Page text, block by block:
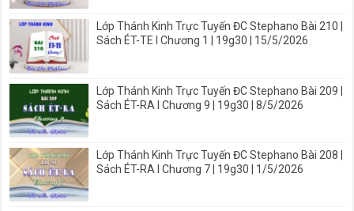
Lớp Thánh Kinh Trực Tuyến ĐC Stephano Bài 210 |
Sách ÉT-TE I Chương 1 | 19g30 | 15/5/2026
Lớp Thánh Kinh Trực Tuyến ĐC Stephano Bài 209 |
Sách ÉT-RA I Chương 9 | 19g30 | 8/5/2026
Lớp Thánh Kinh Trực Tuyến ĐC Stephano Bài 208 |
Sách ÉT-RA I Chương 7 | 19g30 | 1/5/2026